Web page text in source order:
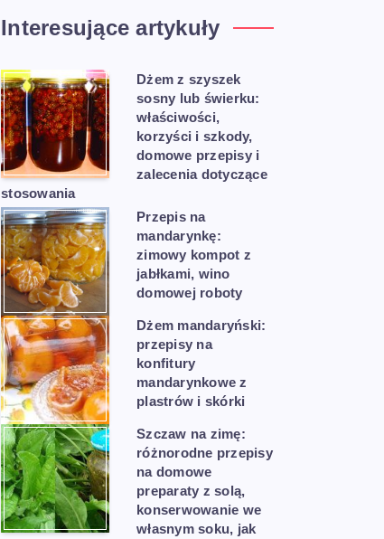
Interesujące artykuły
Dżem z szyszek
sosny lub świerku:
właściwości,
korzyści i szkody,
domowe przepisy i
zalecenia dotyczące
stosowania
Przepis na
mandarynkę:
zimowy kompot z
jabłkami, wino
domowej roboty
Dżem mandaryński:
przepisy na
konfitury
mandarynkowe z
plastrów i skórki
Szczaw na zimę:
różnorodne przepisy
na domowe
preparaty z solą,
konserwowanie we
własnym soku, jak